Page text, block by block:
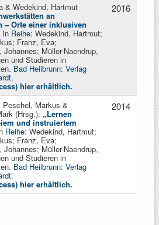
& Wedekind, Hartmut
an
– Orte einer inklusiven
In Reihe: Wedekind, Hartmut;
Franz, Eva;
Johannes; Müller-Naendrup,
und Studieren in
Bad Heilbrunn: Verlag
.
hier erhältlich.
2016
Peschel, Markus &
(Hrsg.): „Lernen
und instruiertem
Reihe: Wedekind, Hartmut;
Franz, Eva;
Johannes; Müller-Naendrup,
und Studieren in
Bad Heilbrunn: Verlag
.
hier erhältlich.
2014